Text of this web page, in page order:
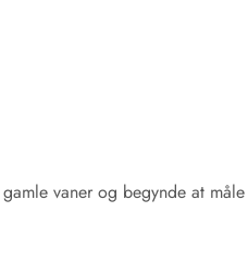
vaner og begynde at